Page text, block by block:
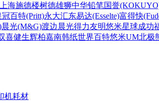
上海施德楼树德雄狮中华铅笔国誉
冠百特(Pritt)永大汇东易达(Esselte)富得快
晨光(M&G)渡边 晨光得力友明悠米星球成功
喜健生辉柏嘉南韩纸世界百特悠米UM北极
机耗材